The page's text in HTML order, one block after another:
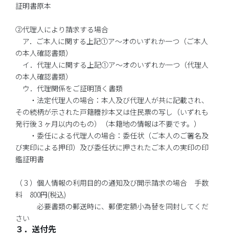
証明書原本
②代理人により請求する場合
ア．ご本人に関する上記①ア～オのいずれか一つ（ご本人
の本人確認書類）
イ．代理人に関する上記①ア～オのいずれか一つ（代理人
の本人確認書類）
ウ．代理関係をご証明頂く書類
・法定代理人の場合：本人及び代理人が共に記載され、
その続柄が示された戸籍謄抄本又は住民票の写し（いずれも
発行後３ヶ月以内のもの）（本籍地の情報は不要です。）
・委任による代理人の場合：委任状（ご本人のご署名及
び実印による押印）及び委任状に押されたご本人の実印の印
鑑証明書
（３）個人情報の利用目的の通知及び開示請求の場合 手数
料 800円(税込)
必要書類の郵送時に、郵便定額小為替を同封してくだ
さい
３．送付先